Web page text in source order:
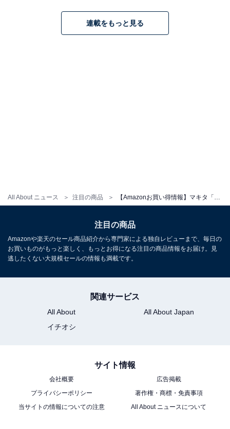
All About ニュース 注目の商品
マキタ(Makita) 充電式インパクトレンチ 18V バッテリ・
マキタ(makita) 充電式インパクトレンチ 18V6Ah バッテ
リ2本・充電器・ケース付 TW300DRGX
Amazonで見る
リ・充電器・ケース付 MTW001DSA
Amazonで見る
連載をもっと見る
注目の商品
Amazonや楽天のセール商品紹介から専門家による独自レビューまで、毎日の
お買いものがもっと楽しく、もっとお得になる注目の商品情報をお届け。見
逃したくない大規模セールの情報も満載です。
関連サービス
All About
All About Japan
イチオシ
サイト情報
会社概要
広告掲載
プライバシーポリシー
著作権・商標・免責事項
当サイトの情報についての注意
All About ニュースについて